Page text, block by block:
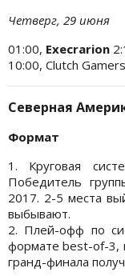
Четверг, 29 июня
01:00, Execrarion
10:00, Clutch
Северная
Формат
1. Круговая
Победитель
2017. 2-5 места
выбывают.
2. Плей-офф по
формате best-of-3,
гранд-финала